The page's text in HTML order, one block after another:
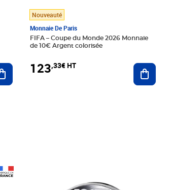
Ajouter au panier
Nouveauté
Monnaie De Paris
FIFA – Coupe du Monde 2026 Monnaie
de 10€ Argent colorisée
123,33€ HT